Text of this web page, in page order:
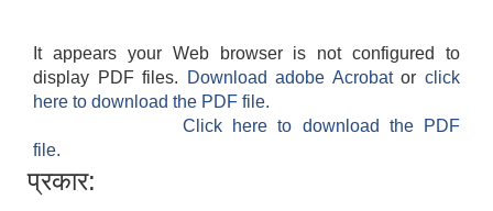
It appears your Web browser is not configured to
display PDF files.
Download adobe Acrobatorclick
here to download the PDF file.
Click here to download the PDF
file.
प्रकार: